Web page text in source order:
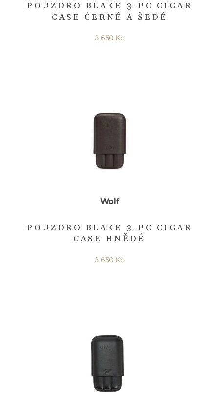
POUZDRO BLAKE 3-PC CIGAR
CASE ČERNÉ A ŠEDÉ
3 650 Kč
POUZDRO BLAKE 3-PC CIGAR
CASE HNĚDÉ
Wolf
3 650 Kč